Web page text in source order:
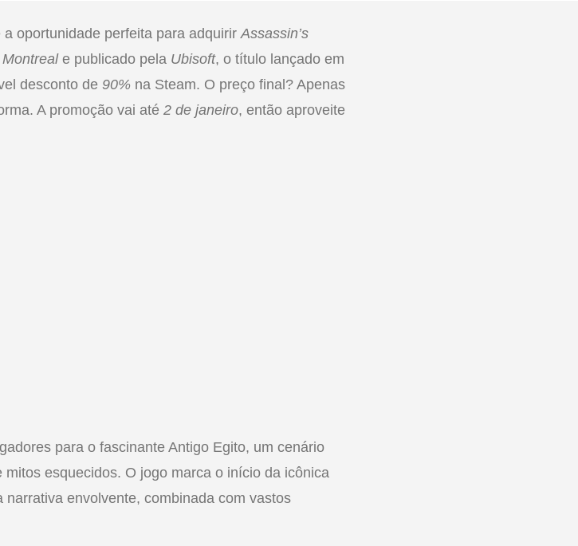
a oportunidade perfeita para adquirirAssassin’s
e publicado pela Ubisoft, o título lançado em
desconto de 90% na Steam. O preço final? Apenas
A promoção vai até 2 de janeiro, então aproveite
para o fascinante Antigo Egito, um cenário
esquecidos. O jogo marca o início da icônica
envolvente, combinada com vastos